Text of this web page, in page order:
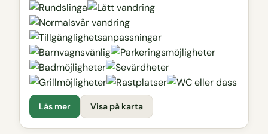
Läs mer Visa på karta